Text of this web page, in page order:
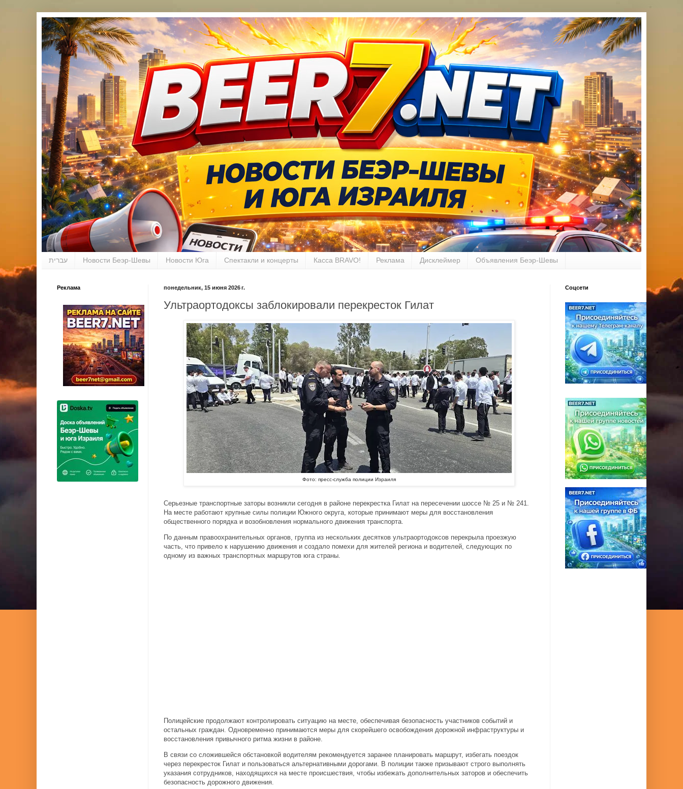
עברית Новости Беэр-Шевы Новости Юга Спектакли и концерты Касса BRAVO! Реклама Дисклеймер Объявления Беэр-Шевы
понедельник, 15 июня 2026 г.
Ультраортодоксы заблокировали перекресток Гилат
Фото: пресс-служба полиции Израиля
Серьезные транспортные заторы возникли сегодня в районе перекрестка Гилат на пересечении шоссе № 25 и № 241.
На месте работают крупные силы полиции Южного округа, которые принимают меры для восстановления
общественного порядка и возобновления нормального движения транспорта.
По данным правоохранительных органов, группа из нескольких десятков ультраортодоксов перекрыла проезжую
часть, что привело к нарушению движения и создало помехи для жителей региона и водителей, следующих по
одному из важных транспортных маршрутов юга страны.
Полицейские продолжают контролировать ситуацию на месте, обеспечивая безопасность участников событий и
остальных граждан. Одновременно принимаются меры для скорейшего освобождения дорожной инфраструктуры и
восстановления привычного ритма жизни в районе.
В связи со сложившейся обстановкой водителям рекомендуется заранее планировать маршрут, избегать поездок
через перекресток Гилат и пользоваться альтернативными дорогами. В полиции также призывают строго выполнять
указания сотрудников, находящихся на месте происшествия, чтобы избежать дополнительных заторов и обеспечить
безопасность дорожного движения.
Реклама Соцсети